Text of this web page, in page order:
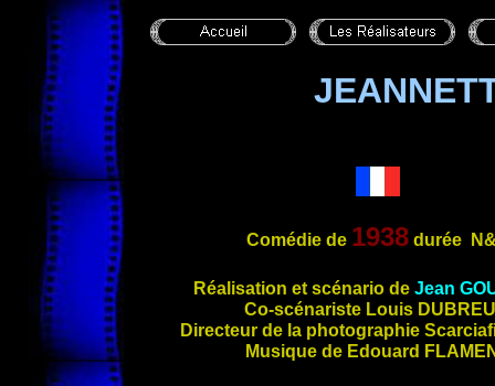
Comédie de 1938durée
Réalisation et scénario de Jean
Co-scénariste Louis
Directeur de la photographie
Musique de Edouard